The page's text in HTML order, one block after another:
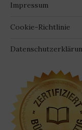
Impressum
Cookie-Richtlinie